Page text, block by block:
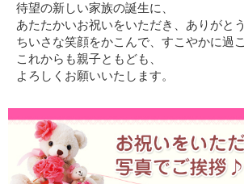
待望の新しい家族の誕生に、
あたたかいお祝いをいただき、ありがと
ちいさな笑顔をかこんで、すこやかに過
これからも親子ともども、
よろしくお願いいたします。